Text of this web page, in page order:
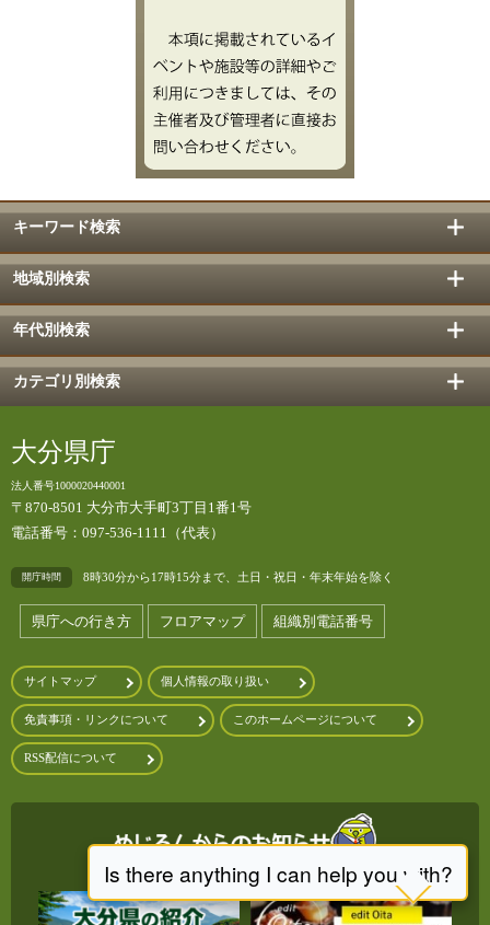
キーワード検索
地域別検索
年代別検索
カテゴリ別検索
大分県庁
法人番号1000020440001
〒870-8501 大分市大手町3丁目1番1号
電話番号：097-536-1111（代表）
開庁時間 8時30分から17時15分まで、土日・祝日・年末年始を除く
県庁への行き方 フロアマップ 組織別電話番号
サイトマップ 個人情報の取り扱い
免責事項・リンクについて このホームページについて
RSS配信について